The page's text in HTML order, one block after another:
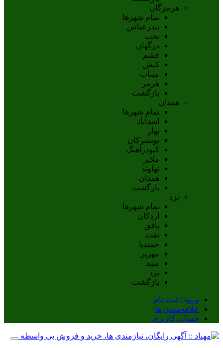
هرمزگان
تمام شهر‌ها
بندرعباس
تخت
درگهان
قشم
کيش
ميناب
هرمز
بازگشت
همدان
تمام شهر‌ها
اسدآباد
بهار
تويسرکان
کبودراهنگ
ملاير
نهاوند
همدان
بازگشت
یزد
تمام شهر‌ها
اردکان
بافق
تفت
حميديا
مهریز
ميبد
يزد
بازگشت
ورود / ثبت نام
علاقه‌مندی ها
حساب کاربری